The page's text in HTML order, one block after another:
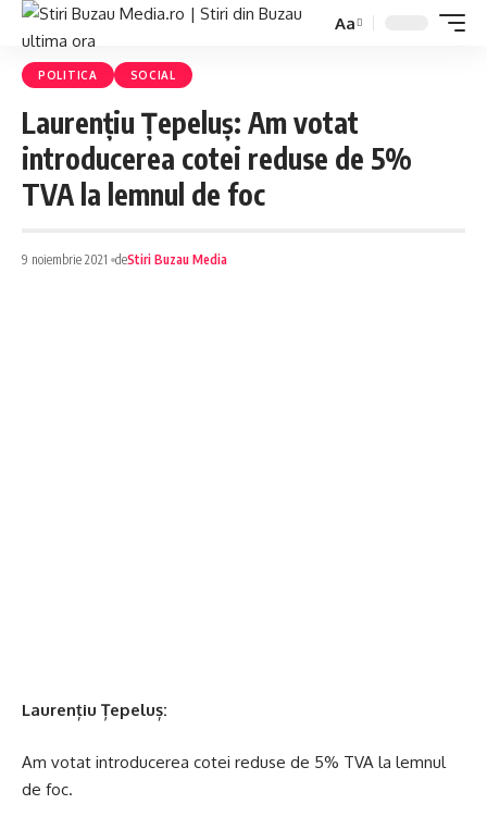
Aa
POLITICA SOCIAL
Laurențiu Țepeluș: Am votat
introducerea cotei reduse de 5%
TVA la lemnul de foc
9 noiembrie 2021 deStiri Buzau Media
Laurențiu Țepeluș:
Am votat introducerea cotei reduse de 5% TVA la lemnul
de foc.